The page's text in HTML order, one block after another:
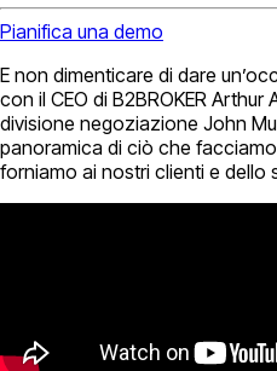
Pianifica una demo
E non dimenticare di dare
con il CEO di B2BROKER
divisione negoziazione John
panoramica di ciò che facciamo
forniamo ai nostri clienti e dello